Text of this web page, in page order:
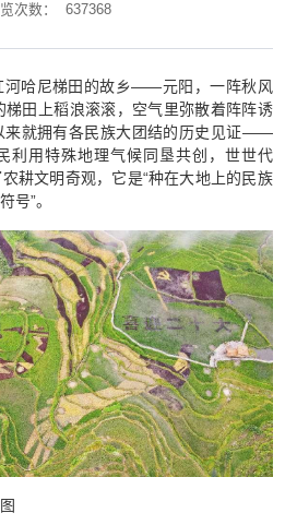
次数：
637368
河哈尼梯田的故乡——元阳，一阵秋风
梯田上稻浪滚滚，空气里弥散着阵阵诱
来就拥有各民族大团结的历史见证——
利用特殊地理气候同垦共创，世世代
耕文明奇观，它是“种在大地上的民族
号”。